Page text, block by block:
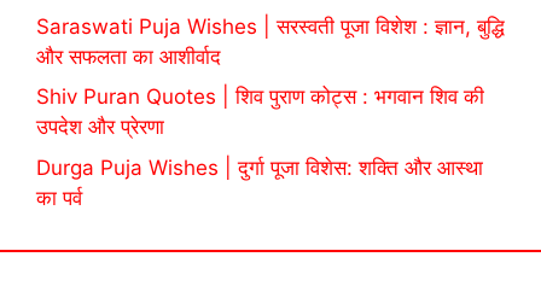
Saraswati Puja Wishes | सरस्वती पूजा विशेश : ज्ञान, बुद्धि
और सफलता का आशीर्वाद
Shiv Puran Quotes | शिव पुराण कोट्स : भगवान शिव की
उपदेश और प्रेरणा
Durga Puja Wishes | दुर्गा पूजा विशेस: शक्ति और आस्था
का पर्व